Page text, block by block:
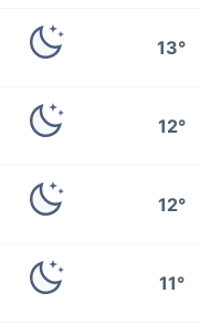
13°
12°
12°
11°